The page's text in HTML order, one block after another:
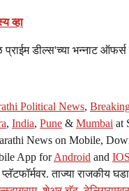
व्हा
डील्स'च्या भन्नाट ऑफर्स
Political News,
, India, Pune & Mumbai at
News on Mobile,
App forAndroid and IOS
ताज्या राजकीय